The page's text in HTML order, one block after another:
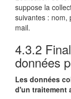
suppose la
suivantes : nom,
mail.
4.3.2
données
Les données
d'un traitement